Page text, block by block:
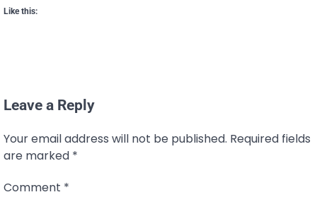
Like this:
Leave a Reply
Your email address will not be published. Required fields
are marked *
Comment *